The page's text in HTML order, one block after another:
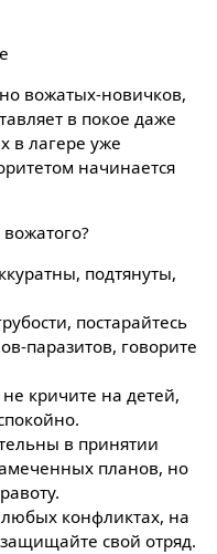
вожатых-новичков,
в покое даже
в лагере уже
начинается
подтянуты,
постарайтесь
паразитов, говорите
кричите на детей,
в принятии
планов, но
конфликтах, на
свой отряд.